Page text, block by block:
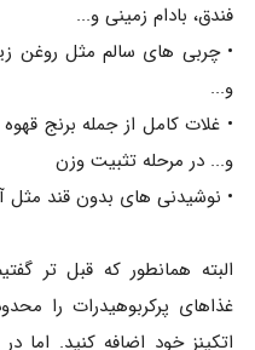
فندق، بادام زمینی و...
• چربی های سالم مثل روغن
و...
• غلات کامل از جمله برنج قهوه
و... در مرحله تثبیت وزن
• نوشیدنی های بدون قند مثل
البته همانطور که قبل تر
غذاهای پرکربوهیدرات را
اتکینز خود اضافه کنید. اما